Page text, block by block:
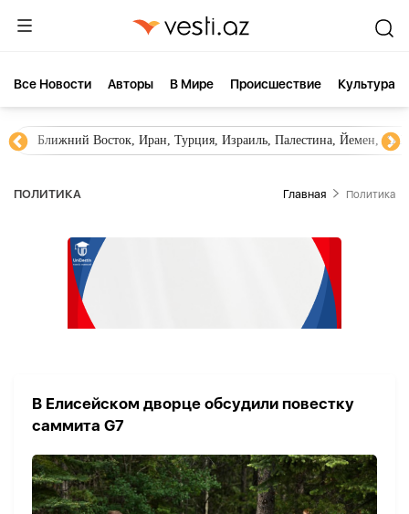
Все Новости Aвторы В Мире Происшествие Культура
Ближний Восток, Иран, Турция, Израиль, Палестина, Йемен,
ПОЛИТИКА Главная Политика
В Елисейском дворце обсудили повестку
саммита G7